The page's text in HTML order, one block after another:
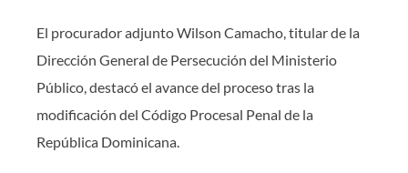
El procurador adjunto Wilson Camacho, titular de la
Dirección General de Persecución del Ministerio
Público, destacó el avance del proceso tras la
modificación del Código Procesal Penal de la
República Dominicana.